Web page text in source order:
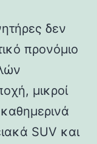
δεν
προνόμιο
μικροί
SUV και